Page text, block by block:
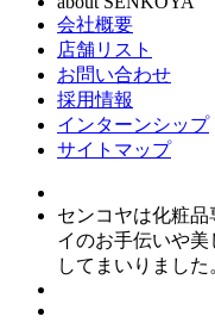
会社概要
店舗リスト
お問い合わせ
採用情報
インターンシップ
サイトマップ
センコヤは化粧品
イのお手伝いや
してまいりました